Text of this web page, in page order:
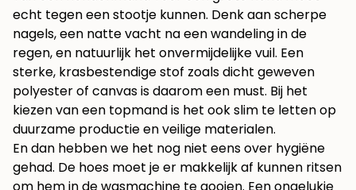
echt tegen een stootje kunnen. Denk aan scherpe
nagels, een natte vacht na een wandeling in de
regen, en natuurlijk het onvermijdelijke vuil. Een
sterke, krasbestendige stof zoals dicht geweven
polyester of canvas is daarom een must. Bij het
kiezen van een topmand is het ook slim te letten op
duurzame productie en veilige materialen.
En dan hebben we het nog niet eens over hygiëne
gehad. De hoes moet je er makkelijk af kunnen ritsen